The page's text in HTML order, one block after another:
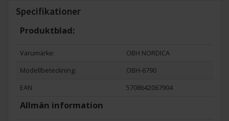
Specifikationer
Produktblad:
Varumärke:
OBH NORDICA
Modellbeteckning:
OBH-6790
EAN
5708642067904
Allmän information